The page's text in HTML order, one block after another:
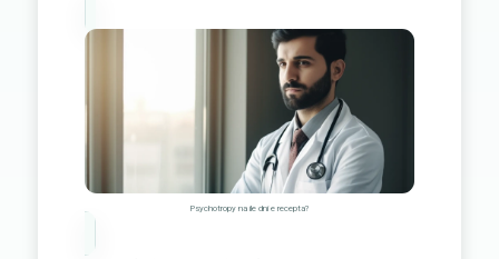
Psychotropy na ile dni e recepta?